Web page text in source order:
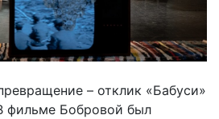
– отклик «Бабуси»
фильме Бобровой был